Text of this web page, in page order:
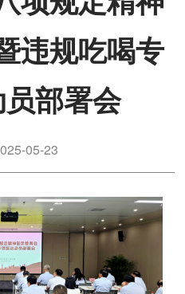
违规吃喝专
部署会
05-23